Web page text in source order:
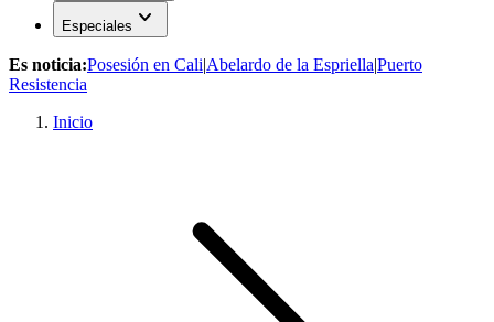
Especiales expand_more
Es noticia:Posesión en Cali|Abelardo de la Espriella|Puerto
Resistencia
Inicio